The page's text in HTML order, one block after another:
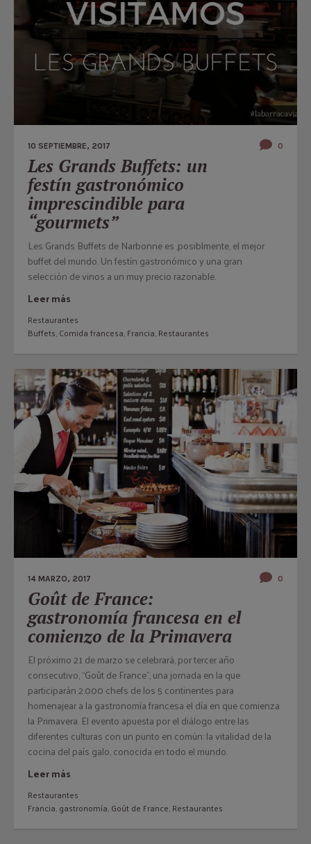
10 SEPTIEMBRE, 2017 0
Les Grands Buffets: un
festín gastronómico
imprescindible para
“gourmets”
Les Grands Buffets de Narbonne es ,posiblmente, el mejor
buffet del mundo. Un festín gastronómico y una gran
selección de vinos a un muy precio razonable.
Leer más
Restaurantes
Buffets,Comida francesa,Francia,Restaurantes
14 MARZO, 2017 0
Goût de France:
gastronomía francesa en el
comienzo de la Primavera
El próximo 21 de marzo se celebrará, por tercer año
consecutivo, “Goût de France”, una jornada en la que
participarán 2.000 chefs de los 5 continentes para
homenajear a la gastronomía francesa el día en que comienza
la Primavera. El evento apuesta por el diálogo entre las
diferentes culturas con un punto en común: la vitalidad de la
cocina del país galo, conocida en todo el mundo.
Leer más
Restaurantes
Francia,gastronomía,Goût de France,Restaurantes